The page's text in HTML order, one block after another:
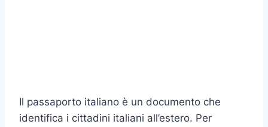
Il passaporto italiano è un documento che
identifica i cittadini italiani all’estero. Per